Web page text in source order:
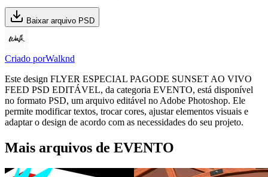
Baixar arquivo PSD
Criado porWalknd
Este design FLYER ESPECIAL PAGODE SUNSET AO VIVO
FEED PSD EDITÁVEL, da categoria EVENTO, está disponível
no formato PSD, um arquivo editável no Adobe Photoshop. Ele
permite modificar textos, trocar cores, ajustar elementos visuais e
adaptar o design de acordo com as necessidades do seu projeto.
Mais arquivos de EVENTO